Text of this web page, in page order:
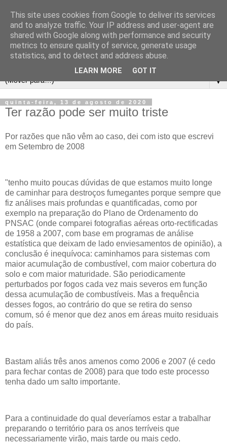
▼
quinta-feira, 13 de agosto de 2020
Ter razão pode ser muito triste
Por razões que não vêm ao caso, dei com isto que escrevi
em Setembro de 2008
"tenho muito poucas dúvidas de que estamos muito longe
de caminhar para destroços fumegantes porque sempre que
fiz análises mais profundas e quantificadas, como por
exemplo na preparação do Plano de Ordenamento do
PNSAC (onde comparei fotografias aéreas orto-rectificadas
de 1958 a 2007, com base em programas de análise
estatística que deixam de lado enviesamentos de opinião), a
conclusão é inequívoca: caminhamos para sistemas com
maior acumulação de combustível, com maior cobertura do
solo e com maior maturidade. São periodicamente
perturbados por fogos cada vez mais severos em função
dessa acumulação de combustíveis. Mas a frequência
desses fogos, ao contrário do que se retira do senso
comum, só é menor que dez anos em áreas muito residuais
do país.
Bastam aliás três anos amenos como 2006 e 2007 (é cedo
para fechar contas de 2008) para que todo este processo
tenha dado um salto importante.
Para a continuidade do qual deveríamos estar a trabalhar
preparando o território para os anos terríveis que
necessariamente virão, mais tarde ou mais cedo.
This site uses cookies from Google to deliver its services
and to analyze traffic. Your IP address and user-agent are
shared with Google along with performance and security
metrics to ensure quality of service, generate usage
statistics, and to detect and address abuse.
LEARN MORE GOT IT